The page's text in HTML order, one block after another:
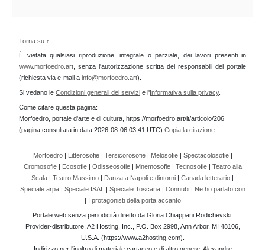
Torna su ↑
È vietata qualsiasi riproduzione, integrale o parziale, dei lavori presenti in
www.morfoedro.art , senza l'autorizzazione scritta dei responsabili del portale
(richiesta via e-mail a info@morfoedro.art).
Si vedano le Condizioni generali dei servizi e l'Informativa sulla privacy.
Come citare questa pagina:
Morfoedro, portale d'arte e di cultura, https://morfoedro.art/it/articolo/206
(pagina consultata in data 2026-08-06 03:41 UTC) Copia la citazione
Morfoedro| Litterosofie| Tersicorosofie| Melosofie| Spectacolosofie|
Cromosofie| Ecosofie| Odisseosofie| Mnemosofie| Tecnosofie| Teatro alla
Scala | Teatro Massimo | Danza a Napoli e dintorni | Canada letterario |
Speciale arpa| Speciale ISAL | Speciale Toscana| Connubi| Ne ho parlato con
| I protagonisti della porta accanto
Portale web senza periodicità diretto da Gloria Chiappani Rodichevski.
Provider-distributore: A2 Hosting, Inc., P.O. Box 2998, Ann Arbor, MI 48106,
U.S.A. (https://www.a2hosting.com).